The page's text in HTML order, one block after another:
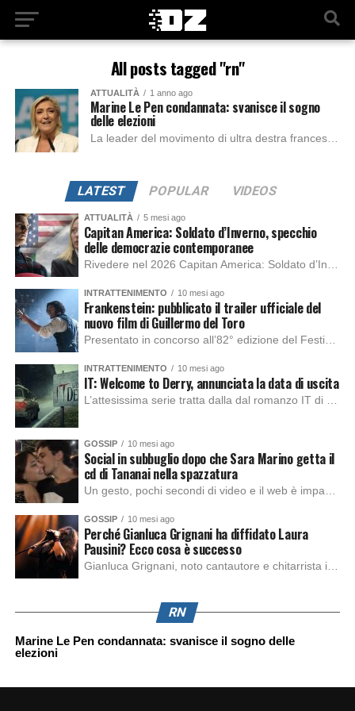
All posts tagged "rn"
ATTUALITÀ 1 anno ago
Marine Le Pen condannata: svanisce il sogno
delle elezioni
La leader del movimento di ultra destra francese RN, Marine Le Pen è stata dichiarata ineleggibile e, insieme ad otto eurodeputati, dichiarata colpevole di appropriazione indebita...
LATEST POPULAR VIDEOS
ATTUALITÀ 5 mesi ago
Capitan America: Soldato d’Inverno, specchio
delle democrazie contemporanee
INTRATTENIMENTO 10 mesi ago
Frankenstein: pubblicato il trailer ufficiale del
nuovo film di Guillermo del Toro
INTRATTENIMENTO 10 mesi ago
IT: Welcome to Derry, annunciata la data di uscita
GOSSIP 10 mesi ago
Social in subbuglio dopo che Sara Marino getta il
cd di Tananai nella spazzatura
GOSSIP 10 mesi ago
Perché Gianluca Grignani ha diffidato Laura
Pausini? Ecco cosa è successo
RN
Marine Le Pen condannata: svanisce il sogno delle
elezioni